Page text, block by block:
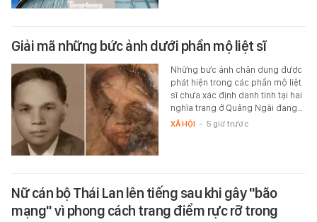
Giải mã những bức ảnh dưới phần mộ liệt sĩ
Những bức ảnh chân dung được
phát hiện trong các phần mộ liệt
sĩ chưa xác định danh tính tại hai
nghĩa trang ở Quảng Ngãi đang…
XÃ HỘI - 5 giờ trước
Nữ cán bộ Thái Lan lên tiếng sau khi gây "bão
mạng" vì phong cách trang điểm rực rỡ trong